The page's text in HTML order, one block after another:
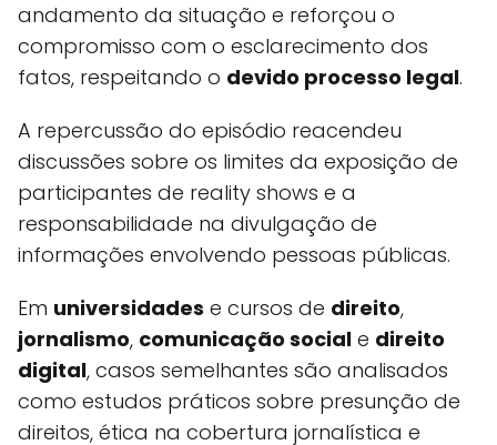
andamento da situação e reforçou o
compromisso com o esclarecimento dos
fatos, respeitando o devido processo legal.
A repercussão do episódio reacendeu
discussões sobre os limites da exposição de
participantes de reality shows e a
responsabilidade na divulgação de
informações envolvendo pessoas públicas.
Em universidades e cursos de direito,
jornalismo, comunicação social e direito
digital, casos semelhantes são analisados
como estudos práticos sobre presunção de
direitos, ética na cobertura jornalística e